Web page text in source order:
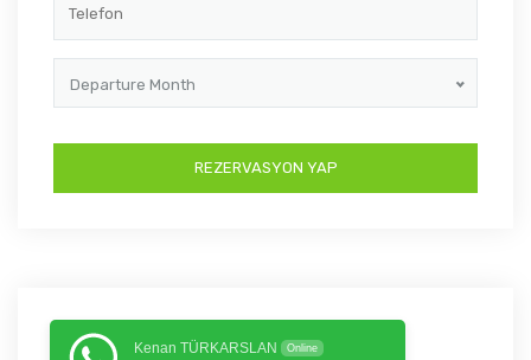
Departure Month
Kenan TÜRKARSLAN Online